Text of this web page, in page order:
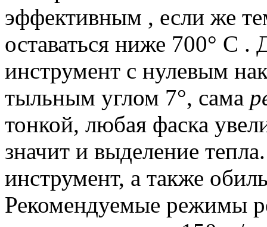
эффективным , если же
оставаться ниже 700° С .
инструмент с нулевым
тыльным углом 7°, сама
тонкой, любая фаска
значит и выделение тепла.
инструмент, а также
Рекомендуемые режимы